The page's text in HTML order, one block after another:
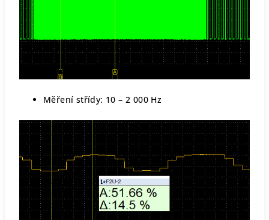
Měření střídy: 10 – 2 000 Hz